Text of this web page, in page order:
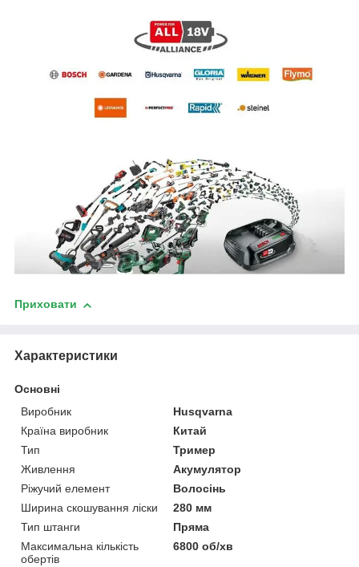
Приховати
Характеристики
Основні
Виробник
Husqvarna
Країна виробник
Китай
Тип
Тример
Живлення
Акумулятор
Ріжучий елемент
Волосінь
Ширина скошування ліски
280 мм
Тип штанги
Пряма
Максимальна кількість
обертів
6800 об/хв